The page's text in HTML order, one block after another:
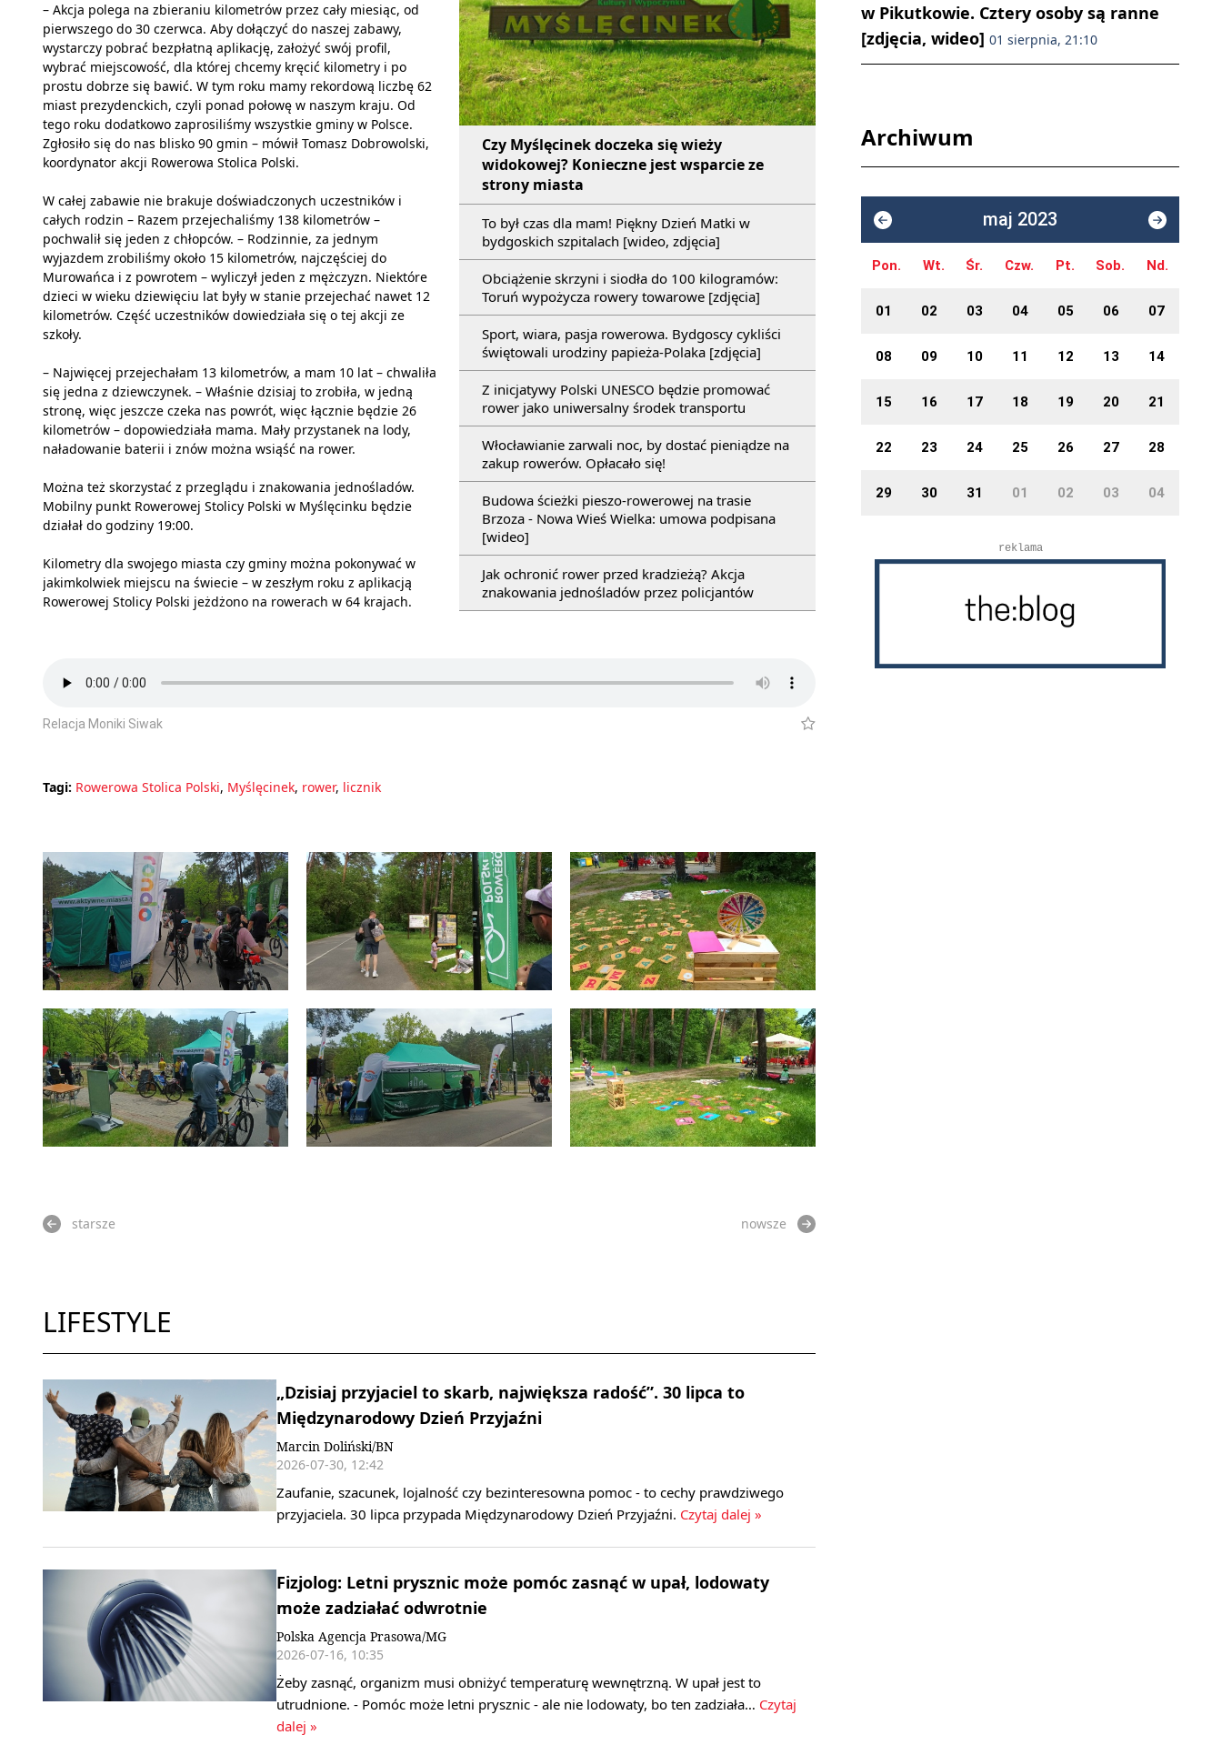
Czy Myślęcinek doczeka się wieży
widokowej? Konieczne jest wsparcie ze
strony miasta
To był czas dla mam! Piękny Dzień Matki w
bydgoskich szpitalach [wideo, zdjęcia]
Obciążenie skrzyni i siodła do 100 kilogramów:
Toruń wypożycza rowery towarowe [zdjęcia]
Sport, wiara, pasja rowerowa. Bydgoscy cykliści
świętowali urodziny papieża-Polaka [zdjęcia]
Z inicjatywy Polski UNESCO będzie promować
rower jako uniwersalny środek transportu
Włocławianie zarwali noc, by dostać pieniądze na
zakup rowerów. Opłacało się!
Budowa ścieżki pieszo-rowerowej na trasie
Brzoza - Nowa Wieś Wielka: umowa podpisana
[wideo]
Jak ochronić rower przed kradzieżą? Akcja
znakowania jednośladów przez policjantów
– Akcja polega na zbieraniu kilometrów przez cały miesiąc, od
pierwszego do 30 czerwca. Aby dołączyć do naszej zabawy,
wystarczy pobrać bezpłatną aplikację, założyć swój profil,
wybrać miejscowość, dla której chcemy kręcić kilometry i po
prostu dobrze się bawić. W tym roku mamy rekordową liczbę 62
miast prezydenckich, czyli ponad połowę w naszym kraju. Od
tego roku dodatkowo zaprosiliśmy wszystkie gminy w Polsce.
Zgłosiło się do nas blisko 90 gmin – mówił Tomasz Dobrowolski,
koordynator akcji Rowerowa Stolica Polski.
W całej zabawie nie brakuje doświadczonych uczestników i
całych rodzin – Razem przejechaliśmy 138 kilometrów –
pochwalił się jeden z chłopców. – Rodzinnie, za jednym
wyjazdem zrobiliśmy około 15 kilometrów, najczęściej do
Murowańca i z powrotem – wyliczył jeden z mężczyzn. Niektóre
dzieci w wieku dziewięciu lat były w stanie przejechać nawet 12
kilometrów. Część uczestników dowiedziała się o tej akcji ze
szkoły.
– Najwięcej przejechałam 13 kilometrów, a mam 10 lat – chwaliła
się jedna z dziewczynek. – Właśnie dzisiaj to zrobiła, w jedną
stronę, więc jeszcze czeka nas powrót, więc łącznie będzie 26
kilometrów – dopowiedziała mama. Mały przystanek na lody,
naładowanie baterii i znów można wsiąść na rower.
Można też skorzystać z przeglądu i znakowania jednośladów.
Mobilny punkt Rowerowej Stolicy Polski w Myślęcinku będzie
działał do godziny 19:00.
Kilometry dla swojego miasta czy gminy można pokonywać w
jakimkolwiek miejscu na świecie – w zeszłym roku z aplikacją
Rowerowej Stolicy Polski jeżdżono na rowerach w 64 krajach.
Relacja Moniki Siwak
Tagi: Rowerowa Stolica Polski, Myślęcinek, rower, licznik
starsze nowsze
LIFESTYLE
„Dzisiaj przyjaciel to skarb, największa radość”. 30 lipca to
Międzynarodowy Dzień Przyjaźni
Marcin Doliński/BN
2026-07-30, 12:42
Zaufanie, szacunek, lojalność czy bezinteresowna pomoc - to cechy prawdziwego
przyjaciela. 30 lipca przypada Międzynarodowy Dzień Przyjaźni. Czytaj dalej »
Fizjolog: Letni prysznic może pomóc zasnąć w upał, lodowaty
może zadziałać odwrotnie
Polska Agencja Prasowa/MG
2026-07-16, 10:35
Żeby zasnąć, organizm musi obniżyć temperaturę wewnętrzną. W upał jest to
utrudnione. - Pomóc może letni prysznic - ale nie lodowaty, bo ten zadziała… Czytaj
dalej »
w Pikutkowie. Cztery osoby są ranne
[zdjęcia, wideo] 01 sierpnia, 21:10
Archiwum
maj 2023
Pon. Wt. Śr. Czw. Pt. Sob. Nd.
01 02 03 04 05 06 07
08 09 10 11 12 13 14
15 16 17 18 19 20 21
22 23 24 25 26 27 28
29 30 31 01 02 03 04
reklama